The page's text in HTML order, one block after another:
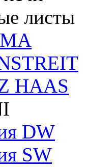
листы
HAAS
DW
SW